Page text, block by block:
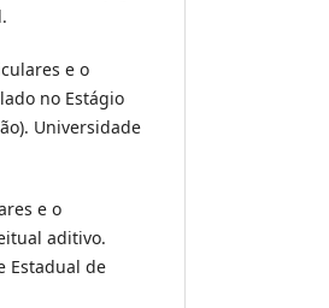
e o
no Estágio
Universidade
e o
aditivo.
Estadual de